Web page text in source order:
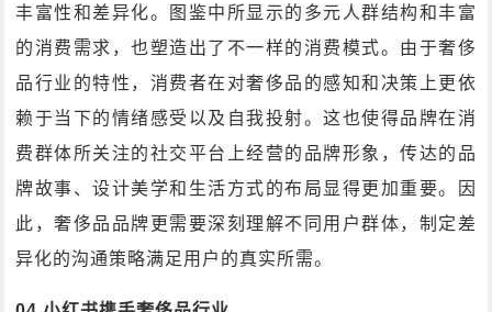
丰富性和差异化。图鉴中所显示的多元人群结构和丰富
的消费需求，也塑造出了不一样的消费模式。由于奢侈
品行业的特性，消费者在对奢侈品的感知和决策上更依
赖于当下的情绪感受以及自我投射。这也使得品牌在消
费群体所关注的社交平台上经营的品牌形象，传达的品
牌故事、设计美学和生活方式的布局显得更加重要。因
此，奢侈品品牌更需要深刻理解不同用户群体，制定差
异化的沟通策略满足用户的真实所需。